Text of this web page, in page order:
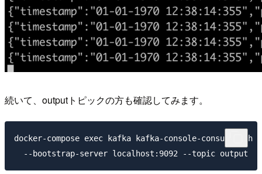
続いて、outputトピックの方も確認してみます。
docker-compose exec kafka kafka-console-consumer.sh \